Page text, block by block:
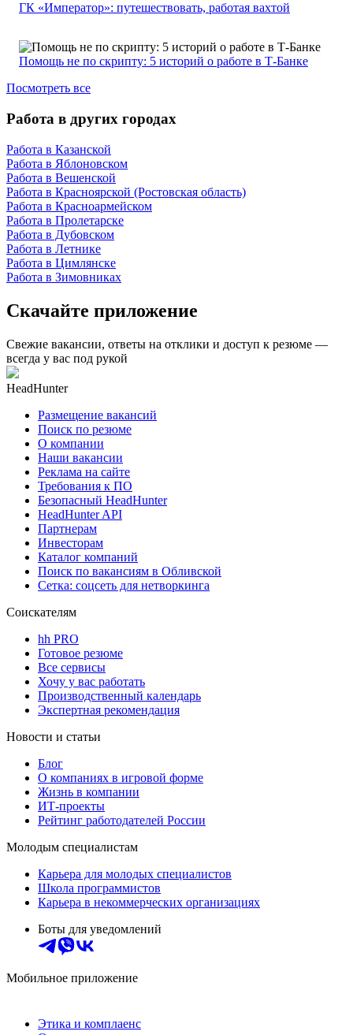
ГК «Император»: путешествовать, работая вахтой
Помощь не по скрипту: 5 историй о работе в Т-Банке
Посмотреть все
Работа в других городах
Работа в Казанской
Работа в Яблоновском
Работа в Вешенской
Работа в Красноярской (Ростовская область)
Работа в Красноармейском
Работа в Пролетарске
Работа в Дубовском
Работа в Летнике
Работа в Цимлянске
Работа в Зимовниках
Скачайте приложение
Свежие вакансии, ответы на отклики и доступ к резюме —
всегда у вас под рукой
HeadHunter
Размещение вакансий
Поиск по резюме
О компании
Наши вакансии
Реклама на сайте
Требования к ПО
Безопасный HeadHunter
HeadHunter API
Партнерам
Инвесторам
Каталог компаний
Поиск по вакансиям в Обливской
Сетка: соцсеть для нетворкинга
Соискателям
hh PRO
Готовое резюме
Все сервисы
Хочу у вас работать
Производственный календарь
Экспертная рекомендация
Новости и статьи
Блог
О компаниях в игровой форме
Жизнь в компании
ИТ-проекты
Рейтинг работодателей России
Молодым специалистам
Карьера для молодых специалистов
Школа программистов
Карьера в некоммерческих организациях
Боты для уведомлений
Мобильное приложение
Этика и комплаенс